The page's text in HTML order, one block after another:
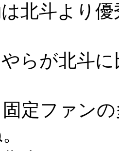
北斗より
らが北斗
定ファン